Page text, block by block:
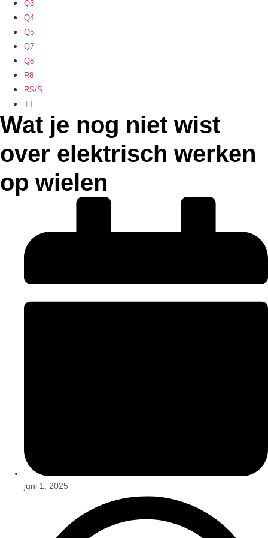
Q3
Q4
Q5
Q7
Q8
R8
RS/S
TT
Wat je nog niet wist
over elektrisch werken
op wielen
juni 1, 2025